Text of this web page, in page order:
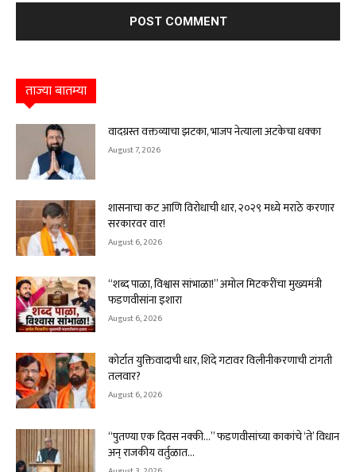
ताज्या बातम्या
वादग्रस्त वक्तव्याचा झटका, भाजप नेत्याला अटकेचा धक्का
August 7, 2026
शासनाचा कट आणि विरोधाची धार, २०२९ मध्ये मराठे करणार
सरकारवर वार!
August 6, 2026
“शब्द पाळा, विश्वास सांभाळा!” अमोल मिटकरींचा मुख्यमंत्री
फडणवीसांना इशारा
August 6, 2026
कोर्टात युक्तिवादाची धार, शिंदे गटावर विलीनीकरणाची टांगती
तलवार?
August 6, 2026
“पुतण्या एक दिवस नक्की…” फडणवीसांच्या काकांचे ‘ते’ विधान
अन् राजकीय वर्तुळात...